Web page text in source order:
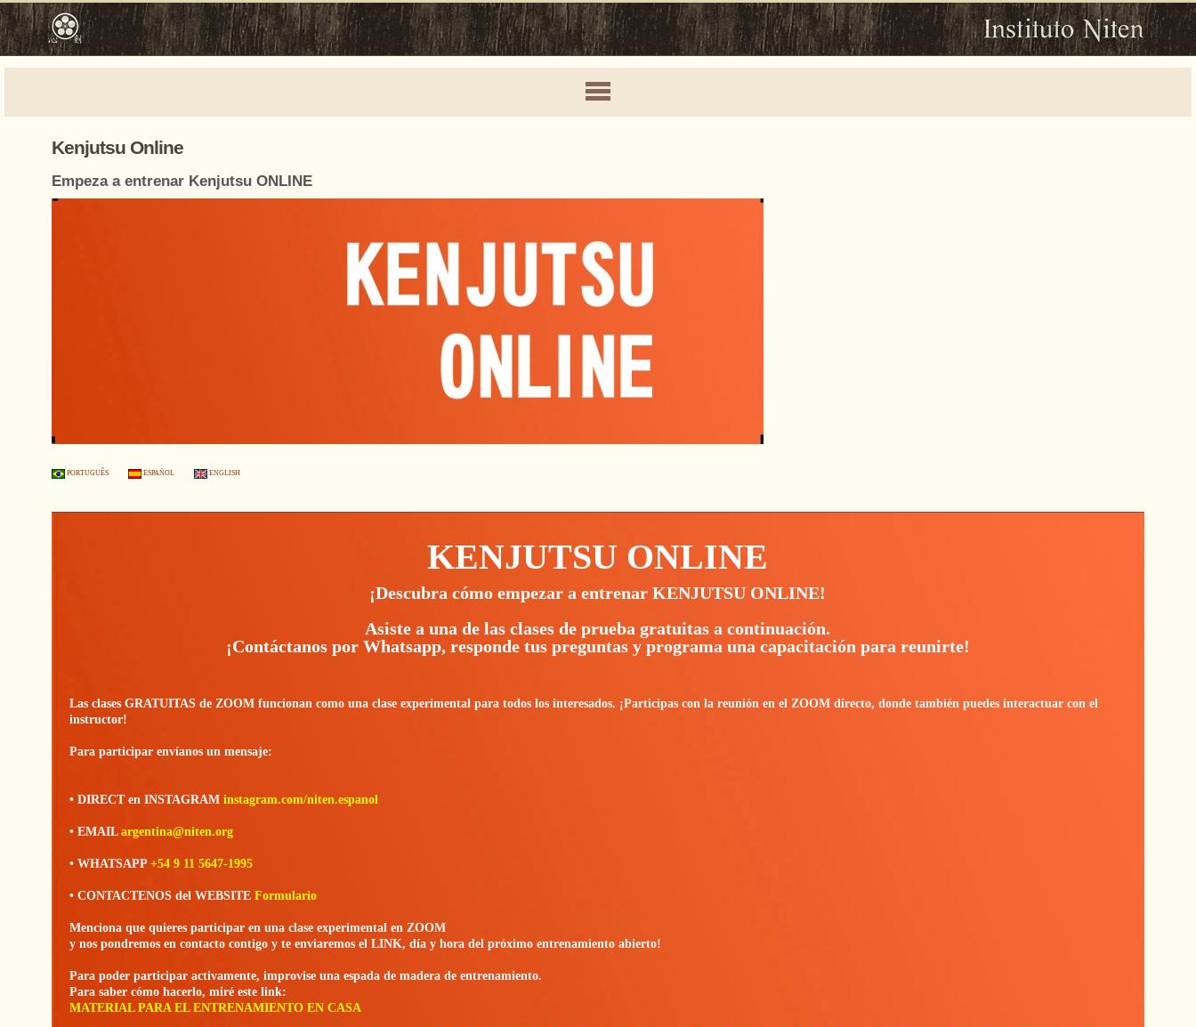
Kenjutsu Online
Empeza a entrenar Kenjutsu ONLINE
PORTUGUÊS ESPAÑOL ENGLISH
KENJUTSU ONLINE
¡Descubra cómo empezar a entrenar KENJUTSU ONLINE!
Asiste a una de las clases de prueba gratuitas a continuación.
¡Contáctanos por Whatsapp, responde tus preguntas y programa una capacitación para reunirte!
Las clases GRATUITAS de ZOOM funcionan como una clase experimental para todos los interesados. ¡Participas con la reunión en el ZOOM directo, donde también puedes interactuar con el
instructor!
Para participar envíanos un mensaje:
• DIRECT en INSTAGRAMinstagram.com/niten.espanol
• EMAILargentina@niten.org
• WHATSAPP+54 9 11 5647-1995
• CONTACTENOS del WEBSITEFormulario
Menciona que quieres participar en una clase experimental en ZOOM
y nos pondremos en contacto contigo y te enviaremos el LINK, día y hora del próximo entrenamiento abierto!
Para poder participar activamente, improvise una espada de madera de entrenamiento.
Para saber cómo hacerlo, miré este link:
MATERIAL PARA EL ENTRENAMIENTO EN CASA